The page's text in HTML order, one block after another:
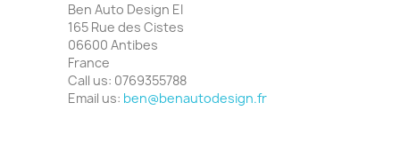
Ben Auto Design EI
165 Rue des Cistes
06600 Antibes
France
Call us: 0769355788
Email us: ben@benautodesign.fr